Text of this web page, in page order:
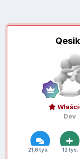
Qesik
Dev
21,6 tys. 12 tys.